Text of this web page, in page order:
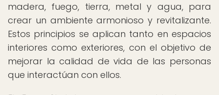
madera, fuego, tierra, metal y agua, para
crear un ambiente armonioso y revitalizante.
Estos principios se aplican tanto en espacios
interiores como exteriores, con el objetivo de
mejorar la calidad de vida de las personas
que interactúan con ellos.